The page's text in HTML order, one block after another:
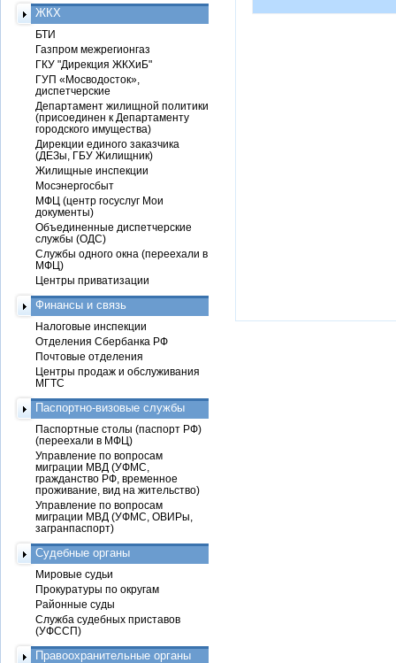
ЖКХ
БТИ
Газпром межрегионгаз
ГКУ "Дирекция ЖКХиБ"
ГУП «Мосводосток»,
диспетчерские
Департамент жилищной политики
(присоединен к Департаменту
городского имущества)
Дирекции единого заказчика
(ДЕЗы, ГБУ Жилищник)
Жилищные инспекции
Мосэнергосбыт
МФЦ (центр госуслуг Мои
документы)
Объединенные диспетчерские
службы (ОДС)
Службы одного окна (переехали в
МФЦ)
Центры приватизации
Финансы и связь
Налоговые инспекции
Отделения Сбербанка РФ
Почтовые отделения
Центры продаж и обслуживания
МГТС
Паспортно-визовые службы
Паспортные столы (паспорт РФ)
(переехали в МФЦ)
Управление по вопросам
миграции МВД (УФМС,
гражданство РФ, временное
проживание, вид на жительство)
Управление по вопросам
миграции МВД (УФМС, ОВИРы,
загранпаспорт)
Судебные органы
Мировые судьи
Прокуратуры по округам
Районные суды
Служба судебных приставов
(УФССП)
Правоохранительные органы